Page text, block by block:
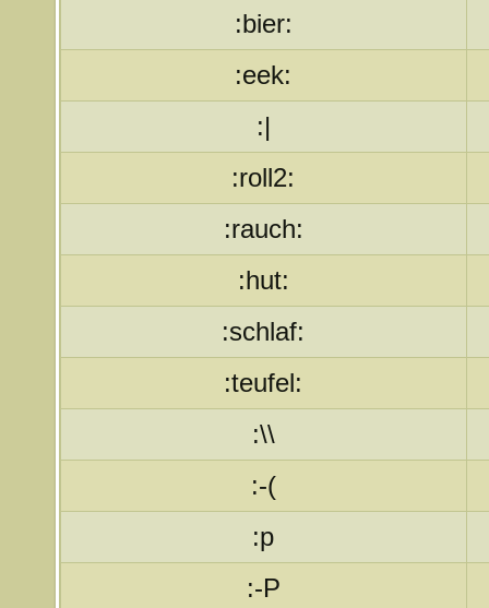
:bier:
:eek:
:|
:roll2:
:rauch:
:hut:
:schlaf:
:teufel:
:\\
:-(
:p
:-P